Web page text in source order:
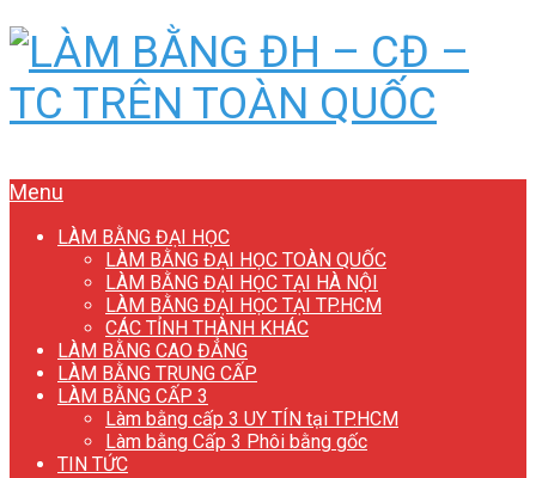
Menu
LÀM BẰNG ĐẠI HỌC
LÀM BẰNG ĐẠI HỌC TOÀN QUỐC
LÀM BẰNG ĐẠI HỌC TẠI HÀ NỘI
LÀM BẰNG ĐẠI HỌC TẠI TP.HCM
CÁC TỈNH THÀNH KHÁC
LÀM BẰNG CAO ĐẲNG
LÀM BẰNG TRUNG CẤP
LÀM BẰNG CẤP 3
Làm bằng cấp 3 UY TÍN tại TP.HCM
Làm bằng Cấp 3 Phôi bằng gốc
TIN TỨC